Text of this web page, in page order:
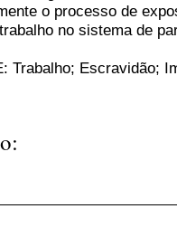
o processo de
no sistema de
Trabalho; Escravidão;